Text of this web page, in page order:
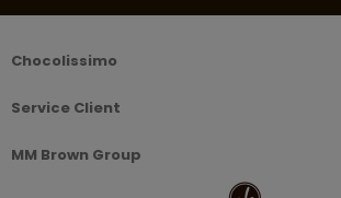
Chocolissimo
Service Client
MM Brown Group